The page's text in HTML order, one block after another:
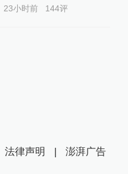
23小时前 144评
法律声明 | 澎湃广告